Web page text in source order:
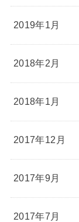
2019年1月
2018年2月
2018年1月
2017年12月
2017年9月
2017年7月